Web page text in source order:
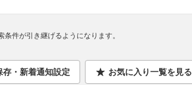
件が引き継げるようになります。
存・新着通知設定 お気に入り一覧を見る